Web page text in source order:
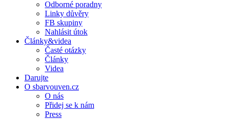
Odborné poradny
Linky důvěry
FB skupiny
Nahlásit útok
Články&videa
Časté otázky
Články
Videa
Darujte
O sbarvouven.cz
O nás
Přidej se k nám
Press